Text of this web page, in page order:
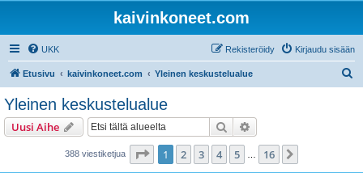
kaivinkoneet.com
UKK Kirjaudu sisään
Rekisteröidy
Etusivu kaivinkoneet.com Yleinen keskustelualue
Yleinen keskustelualue
Uusi Aihe Etsi
388 viestiketjua Sivu /16
1 2 3 4 5 16